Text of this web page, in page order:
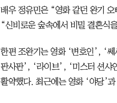
배우 정유민은 “영화 같던 완기
“신비로운 숲속에서 비밀 결혼식
한편 조완기는 영화 ‘변호인’, ‘
판사판’, ‘라이브’, ‘미스터 션샤
활약했다. 최근에는 영화 ‘야당’